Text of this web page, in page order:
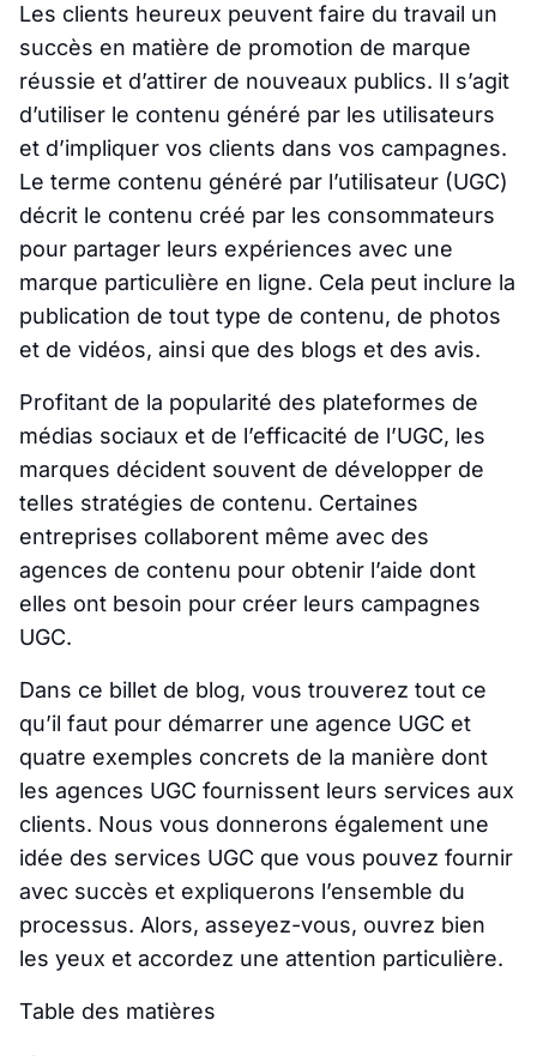
Les clients heureux peuvent faire du travail un
succès en matière de promotion de marque
réussie et d’attirer de nouveaux publics. Il s’agit
d’utiliser le contenu généré par les utilisateurs
et d’impliquer vos clients dans vos campagnes.
Le terme contenu généré par l’utilisateur (UGC)
décrit le contenu créé par les consommateurs
pour partager leurs expériences avec une
marque particulière en ligne. Cela peut inclure la
publication de tout type de contenu, de photos
et de vidéos, ainsi que des blogs et des avis.
Profitant de la popularité des plateformes de
médias sociaux et de l’efficacité de l’UGC, les
marques décident souvent de développer de
telles stratégies de contenu. Certaines
entreprises collaborent même avec des
agences de contenu pour obtenir l’aide dont
elles ont besoin pour créer leurs campagnes
UGC.
Dans ce billet de blog, vous trouverez tout ce
qu’il faut pour démarrer une agence UGC et
quatre exemples concrets de la manière dont
les agences UGC fournissent leurs services aux
clients. Nous vous donnerons également une
idée des services UGC que vous pouvez fournir
avec succès et expliquerons l’ensemble du
processus. Alors, asseyez-vous, ouvrez bien
les yeux et accordez une attention particulière.
Table des matières